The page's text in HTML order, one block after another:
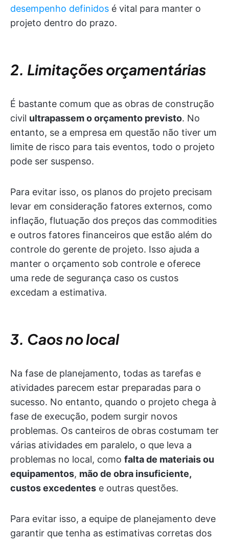
desempenho definidos é vital para manter o
projeto dentro do prazo.
2. Limitações orçamentárias
É bastante comum que as obras de construção
civil ultrapassem o orçamento previsto. No
entanto, se a empresa em questão não tiver um
limite de risco para tais eventos, todo o projeto
pode ser suspenso.
Para evitar isso, os planos do projeto precisam
levar em consideração fatores externos, como
inflação, flutuação dos preços das commodities
e outros fatores financeiros que estão além do
controle do gerente de projeto. Isso ajuda a
manter o orçamento sob controle e oferece
uma rede de segurança caso os custos
excedam a estimativa.
3. Caos no local
Na fase de planejamento, todas as tarefas e
atividades parecem estar preparadas para o
sucesso. No entanto, quando o projeto chega à
fase de execução, podem surgir novos
problemas. Os canteiros de obras costumam ter
várias atividades em paralelo, o que leva a
problemas no local, como falta de materiais ou
equipamentos, mão de obra insuficiente,
custos excedentes e outras questões.
Para evitar isso, a equipe de planejamento deve
garantir que tenha as estimativas corretas dos